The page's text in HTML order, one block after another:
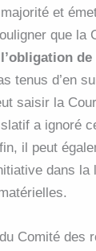
majorité et
que la
l’obligation
tenus d’en
saisir la
a ignoré
il peut
dans la
Comité des